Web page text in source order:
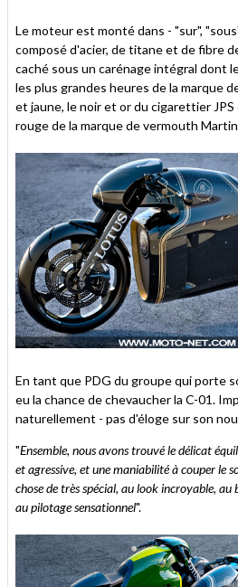
Le moteur est monté dans - "sur",
composé d'acier, de titane et de fibre
caché sous un carénage intégral dont
les plus grandes heures de la marque
et jaune, le noir et or du cigarettier
rouge de la marque de vermouth
En tant que PDG du groupe qui porte
eu la chance de chevaucher la C-01.
naturellement - pas d'éloge sur son
"Ensemble, nous avons trouvé le délicat
et agressive, et une maniabilité à couper le
chose de très spécial, au look incroyable,
au pilotage sensationnel".